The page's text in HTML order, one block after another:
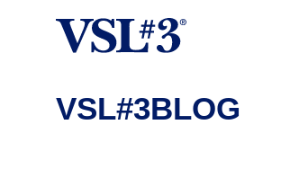
VSL#3BLOG